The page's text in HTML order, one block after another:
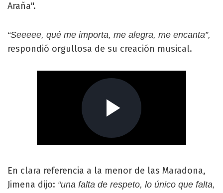
Araña".
“Seeeee, qué me importa, me alegra, me encanta”,
respondió orgullosa de su creación musical.
En clara referencia a la menor de las Maradona,
Jimena dijo: “una falta de respeto, lo único que falta,